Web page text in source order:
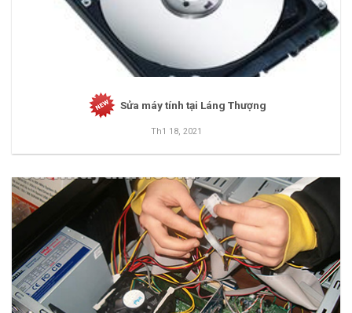
Sửa máy tính tại Láng Thượng
Th1 18, 2021